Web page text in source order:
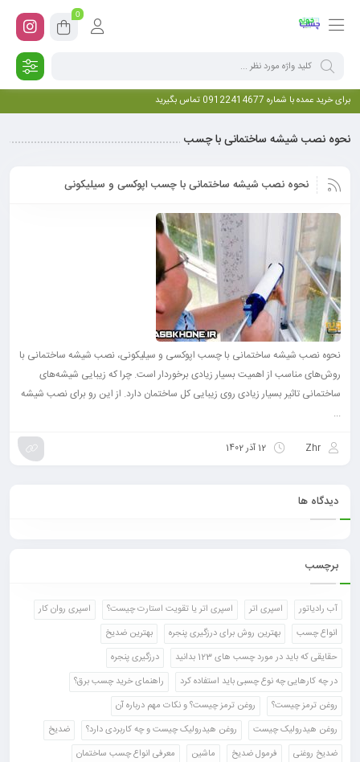
0
برای خرید عمده با شماره 09122414677 تماس بگیرید
نحوه نصب شیشه ساختمانی با چسب
نحوه نصب شیشه ساختمانی با چسب اپوکسی و سیلیکونی
نحوه نصب شیشه ساختمانی با چسب اپوکسی و سیلیکونی، نصب شیشه ساختمانی با
روش‌های مناسب از اهمیت بسیار زیادی برخوردار است. چرا که زیبایی شیشه‌های
ساختمانی تاثیر بسیار زیادی روی زیبایی کل ساختمان دارد. از این رو برای نصب شیشه
...
Zhr 12 آذر 1402
دیدگاه ها
برچسب
آب رادیاتور اسپری اتر اسپری اتر یا تقویت استارت چیست؟
اسپری روان کار
انواع چسب
بهترین روش برای درزگیری پنجره
بهترین ضدیخ
حقایقی که باید در مورد چسب های 123 بدانید
درزگیری پنجره
در چه کارهایی چه نوع چسبی باید استفاده کرد
راهنمای خرید چسب برق؟
روغن ترمز چیست؟
روغن ترمز چیست؟ و نکات مهم درباره آن
روغن هیدرولیک چیست
روغن هیدرولیک چیست و چه کاربردی دارد؟
ضدیخ
ضدیخ روغنی
فرمول ضدیخ ماشین
معرفی انواع چسب ساختمان